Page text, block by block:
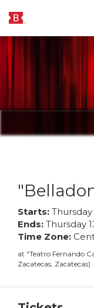
Starts: Thursday
Ends: Thursday
Time Zone:
at "Teatro Fernando
Zacatecas, Zacatecas)